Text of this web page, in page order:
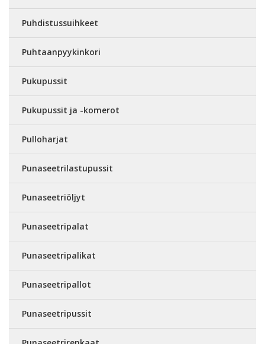
Puhdistussuihkeet
Puhtaanpyykinkori
Pukupussit
Pukupussit ja -komerot
Pulloharjat
Punaseetrilastupussit
Punaseetriöljyt
Punaseetripalat
Punaseetripalikat
Punaseetripallot
Punaseetripussit